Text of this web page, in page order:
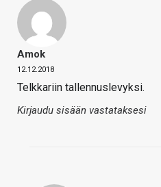
Amok
12.12.2018
Telkkariin tallennuslevyksi.
Kirjaudu sisään vastataksesi